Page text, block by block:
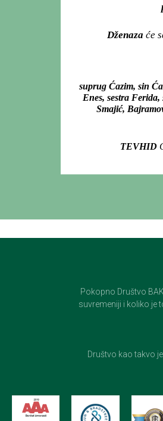
Dženaza će
suprug Ćazim, sin
Enes, sestra
Smajić,
TEVHID
Pokopno Društvo
suvremeniji i koliko je
Društvo kao takvo